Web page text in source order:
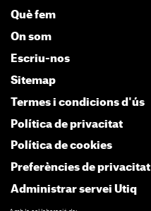
Què fem
On som
Escriu-nos
Sitemap
Termes i condicions d'ús
Política de privacitat
Política de cookies
Preferències de privacitat
Administrar servei Utiq